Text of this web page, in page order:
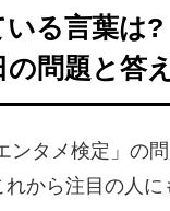
る言葉は?
問題と答え
タメ検定」の
れから注目の人